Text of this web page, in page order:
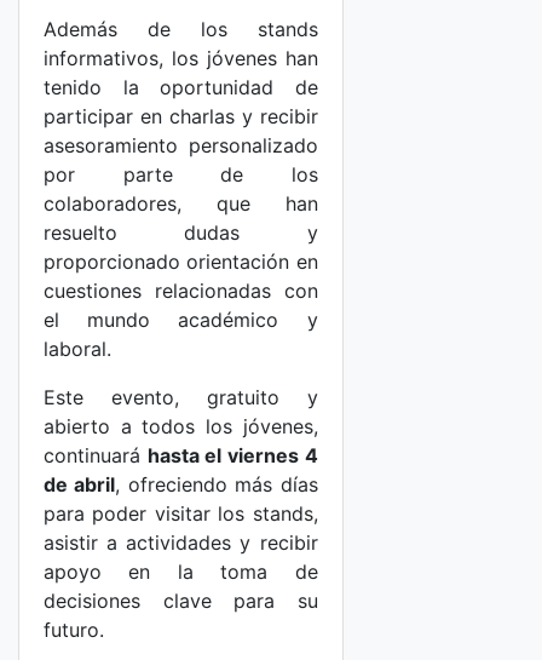
Además de los stands
informativos, los jóvenes han
tenido la oportunidad de
participar en charlas y recibir
asesoramiento personalizado
por parte de los
colaboradores, que han
resuelto dudas y
proporcionado orientación en
cuestiones relacionadas con
el mundo académico y
laboral.
Este evento, gratuito y
abierto a todos los jóvenes,
continuará hasta el viernes 4
de abril, ofreciendo más días
para poder visitar los stands,
asistir a actividades y recibir
apoyo en la toma de
decisiones clave para su
futuro.